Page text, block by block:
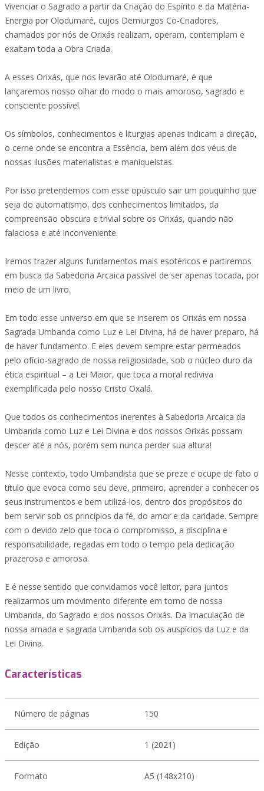
Vivenciar o Sagrado a partir da Criação do Espírito e da Matéria-
Energia por Olodumaré, cujos Demiurgos Co-Criadores,
chamados por nós de Orixás realizam, operam, contemplam e
exaltam toda a Obra Criada.
A esses Orixás, que nos levarão até Olodumaré, é que
lançaremos nosso olhar do modo o mais amoroso, sagrado e
consciente possível.
Os símbolos, conhecimentos e liturgias apenas indicam a direção,
o cerne onde se encontra a Essência, bem além dos véus de
nossas ilusões materialistas e maniqueístas.
Por isso pretendemos com esse opúsculo sair um pouquinho que
seja do automatismo, dos conhecimentos limitados, da
compreensão obscura e trivial sobre os Orixás, quando não
falaciosa e até inconveniente.
Iremos trazer alguns fundamentos mais esotéricos e partiremos
em busca da Sabedoria Arcaica passível de ser apenas tocada, por
meio de um livro.
Em todo esse universo em que se inserem os Orixás em nossa
Sagrada Umbanda como Luz e Lei Divina, há de haver preparo, há
de haver fundamento. E eles devem sempre estar permeados
pelo ofício-sagrado de nossa religiosidade, sob o núcleo duro da
ética espiritual – a Lei Maior, que toca a moral rediviva
exemplificada pelo nosso Cristo Oxalá.
Que todos os conhecimentos inerentes à Sabedoria Arcaica da
Umbanda como Luz e Lei Divina e dos nossos Orixás possam
descer até a nós, porém sem nunca perder sua altura!
Nesse contexto, todo Umbandista que se preze e ocupe de fato o
título que evoca como seu deve, primeiro, aprender a conhecer os
seus instrumentos e bem utilizá-los, dentro dos propósitos do
bem servir sob os princípios da fé, do amor e da caridade. Sempre
com o devido zelo que toca o compromisso, a disciplina e
responsabilidade, regadas em todo o tempo pela dedicação
prazerosa e amorosa.
E é nesse sentido que convidamos você leitor, para juntos
realizarmos um movimento diferente em torno de nossa
Umbanda, do Sagrado e dos nossos Orixás. Da Imaculação de
nossa amada e sagrada Umbanda sob os auspícios da Luz e da
Lei Divina.
Características
Número de páginas 150
Edição 1 (2021)
Formato A5 (148x210)